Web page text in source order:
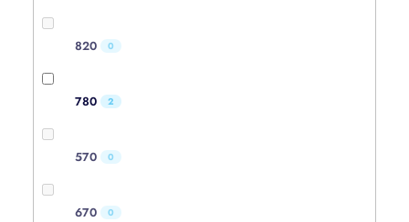
820 0
780 2
570 0
670 0